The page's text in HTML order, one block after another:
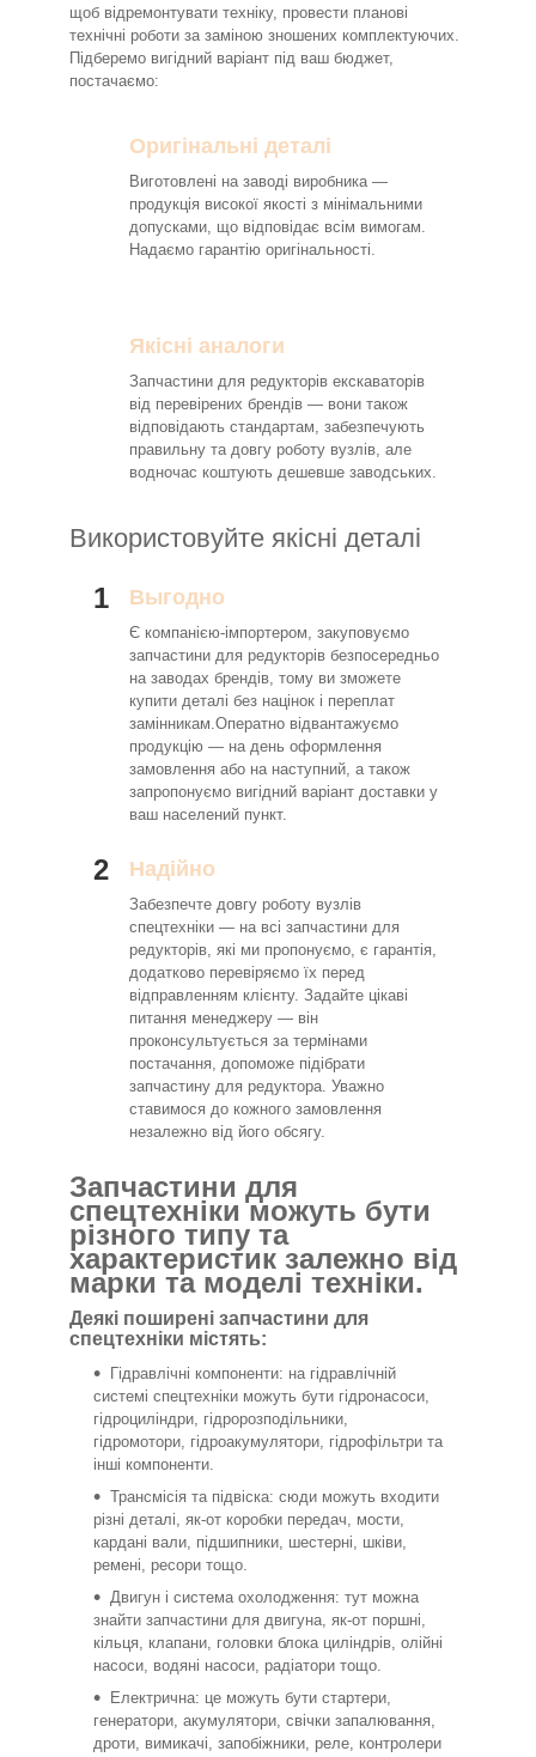
щоб відремонтувати техніку, провести планові
технічні роботи за заміною зношених комплектуючих.
Підберемо вигідний варіант під ваш бюджет,
постачаємо:
Оригінальні деталі
Виготовлені на заводі виробника —
продукція високої якості з мінімальними
допусками, що відповідає всім вимогам.
Надаємо гарантію оригінальності.
Якісні аналоги
Запчастини для редукторів екскаваторів
від перевірених брендів — вони також
відповідають стандартам, забезпечують
правильну та довгу роботу вузлів, але
водночас коштують дешевше заводських.
Використовуйте якісні деталі
1 Выгодно
Є компанією-імпортером, закуповуємо
запчастини для редукторів безпосередньо
на заводах брендів, тому ви зможете
купити деталі без націнок і переплат
замінникам.Оператно відвантажуємо
продукцію — на день оформлення
замовлення або на наступний, а також
запропонуємо вигідний варіант доставки у
ваш населений пункт.
2 Надійно
Забезпечте довгу роботу вузлів
спецтехніки — на всі запчастини для
редукторів, які ми пропонуємо, є гарантія,
додатково перевіряємо їх перед
відправленням клієнту. Задайте цікаві
питання менеджеру — він
проконсультується за термінами
постачання, допоможе підібрати
запчастину для редуктора. Уважно
ставимося до кожного замовлення
незалежно від його обсягу.
Запчастини для
спецтехніки можуть бути
різного типу та
характеристик залежно від
марки та моделі техніки.
Деякі поширені запчастини для
спецтехніки містять:
Гідравлічні компоненти: на гідравлічній
системі спецтехніки можуть бути гідронасоси,
гідроциліндри, гідророзподільники,
гідромотори, гідроакумулятори, гідрофільтри та
інші компоненти.
Трансмісія та підвіска: сюди можуть входити
різні деталі, як-от коробки передач, мости,
кардані вали, підшипники, шестерні, шківи,
ремені, ресори тощо.
Двигун і система охолодження: тут можна
знайти запчастини для двигуна, як-от поршні,
кільця, клапани, головки блока циліндрів, олійні
насоси, водяні насоси, радіатори тощо.
Електрична: це можуть бути стартери,
генератори, акумулятори, свічки запалювання,
дроти, вимикачі, запобіжники, реле, контролери